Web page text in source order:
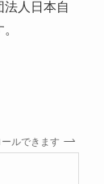
人日本自
ールできます